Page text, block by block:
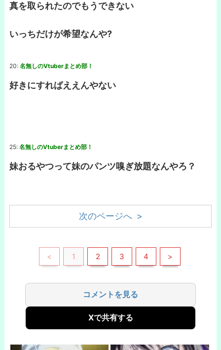
真を取られたのでもうできない
いっちだけが希望なんや?
20: 名無しのVtuberまとめ部！
好きにすればええんやない
25: 名無しのVtuberまとめ部！
妹おるやつって妹のパンツ嗅ぎ放題なんやろ？
次のページへ >
< 1 2 3 4 >
コメントを見る
Xで共有する